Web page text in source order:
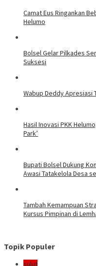
Camat Eus Ringankan
Helumo
Bolsel Gelar Pilkades
Suksesi
Wabup Deddy Apresiasi
Hasil Inovasi PKK
Park’
Bupati Bolsel Dukung
Awasi Tatakelola Desa
Tambah Kemampuan
Kursus Pimpinan di
Topik Populer
sulut